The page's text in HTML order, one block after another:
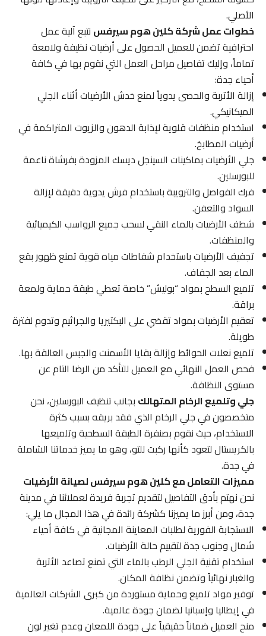
الأصلي.
خطوات عمل شركة كلين هوم سيرفسنتبع آلية عمل
احترافية تضمن للعميل الحصول على أرضيات نظيفة ولامعة
تماماً، وإليك تفاصيل مراحل العمل التي نقوم بها في كافة
أحياء جدة:
إزالة الأتربة والحصى يدوياً لمنع خدش الأرضيات أثناء الجلي
الميكانيكي.
استخدام منظفات قلوية لإذابة الدهون والزيوت المتراكمة في
أرضيات المطابخ.
جلي الأرضيات بماكينات السينجل ديسك المزودة بفرشاة ناعمة
للبورسلين.
فرك الفواصل والترويبة باستخدام فرش يدوية دقيقة لإزالة
السواد والتعفن.
شطف الأرضيات بالماء النقي لسحب جميع الرواسب الكيميائية
والمنظفات.
تجفيف الأرضيات باستخدام شفاطات مياه قوية تمنع ظهور بقع
الماء بعد الجفاف.
تلميع السطح بمواد “بوليش” خاصة تعطي طبقة حماية ولمعة
براقة.
تعقيم الأرضيات بمواد تقضي على البكتيريا والجراثيم وتدوم لفترة
طويلة.
تلميع نعلات الحوائط وإزالة بقايا الأسمنت والجبس العالقة بها.
فحص العمل النهائي مع العميل للتأكد من الرضا التام عن
مستوى النظافة.
جلي وتلميع الرخام المتهالكبجانب تنظيف البورسلين، نحن
متخصصون في جلي الرخام الذي فقد بريقه بسبب كثرة
الاستخدام، حيث نقوم بصنفرة الطبقة السطحية وتلميعها
بالكريستال لتعود كأنها ركبت للتو، وهو ما يميز خدماتنا الشاملة
في جدة.
مميزات التعامل مع كلين هوم سيرفس لصيانة الأرضيات
نحن نهتم بأدق التفاصيل لتقديم تجربة فريدة لعملائنا في مدينة
جدة، ومن أبرز ما يميزنا كشركة رائدة في هذا المجال ما يلي:
الاستجابة الفورية لطلبات المعاينة المجانية في كافة أحياء
شمال وجنوب جدة لتقييم حالة الأرضيات.
استخدام تقنية الجلي الرطب بالماء التي تمنع تصاعد الأتربة
والغبار نهائياً وتضمن نظافة المكان.
توفير مواد تلميع وحماية مستوردة من كبرى الشركات العالمية
في إيطاليا وإسبانيا لضمان جودة عالمية.
منح العميل ضماناً حقيقياً على جودة اللمعان وعدم تغير لون